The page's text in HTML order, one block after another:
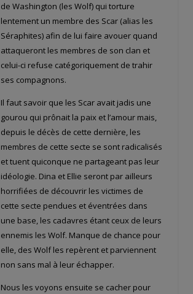
de Washington (les Wolf) qui torture
lentement un membre des Scar (alias les
Séraphites) afin de lui faire avouer quand
attaqueront les membres de son clan et
celui-ci refuse catégoriquement de trahir
ses compagnons.
Il faut savoir que les Scar avait jadis une
gourou qui prônait la paix et l’amour mais,
depuis le décès de cette dernière, les
membres de cette secte se sont radicalisés
et tuent quiconque ne partageant pas leur
idéologie. Dina et Ellie seront par ailleurs
horrifiées de découvrir les victimes de
cette secte pendues et éventrées dans
une base, les cadavres étant ceux de leurs
ennemis les Wolf. Manque de chance pour
elle, des Wolf les repèrent et parviennent
non sans mal à leur échapper.
Nous les voyons ensuite se cacher pour